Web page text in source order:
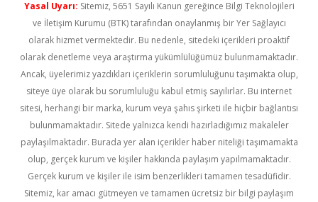
Yasal Uyarı: Sitemiz, 5651 Sayılı Kanun gereğince Bilgi Teknolojileri
ve İletişim Kurumu (BTK) tarafından onaylanmış bir Yer Sağlayıcı
olarak hizmet vermektedir. Bu nedenle, sitedeki içerikleri proaktif
olarak denetleme veya araştırma yükümlülüğümüz bulunmamaktadır.
Ancak, üyelerimiz yazdıkları içeriklerin sorumluluğunu taşımakta olup,
siteye üye olarak bu sorumluluğu kabul etmiş sayılırlar. Bu internet
sitesi, herhangi bir marka, kurum veya şahıs şirketi ile hiçbir bağlantısı
bulunmamaktadır. Sitede yalnızca kendi hazırladığımız makaleler
paylaşılmaktadır. Burada yer alan içerikler haber niteliği taşımamakta
olup, gerçek kurum ve kişiler hakkında paylaşım yapılmamaktadır.
Gerçek kurum ve kişiler ile isim benzerlikleri tamamen tesadüfidir.
Sitemiz, kar amacı gütmeyen ve tamamen ücretsiz bir bilgi paylaşım